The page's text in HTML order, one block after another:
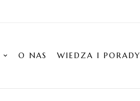
O NAS WIEDZA I PORADY